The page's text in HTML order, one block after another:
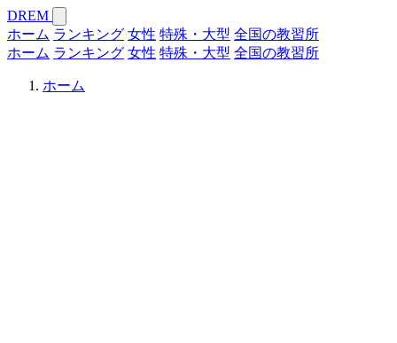
DREM
ホーム ランキング 女性 特殊・大型 全国の教習所
ホーム ランキング 女性 特殊・大型 全国の教習所
ホーム